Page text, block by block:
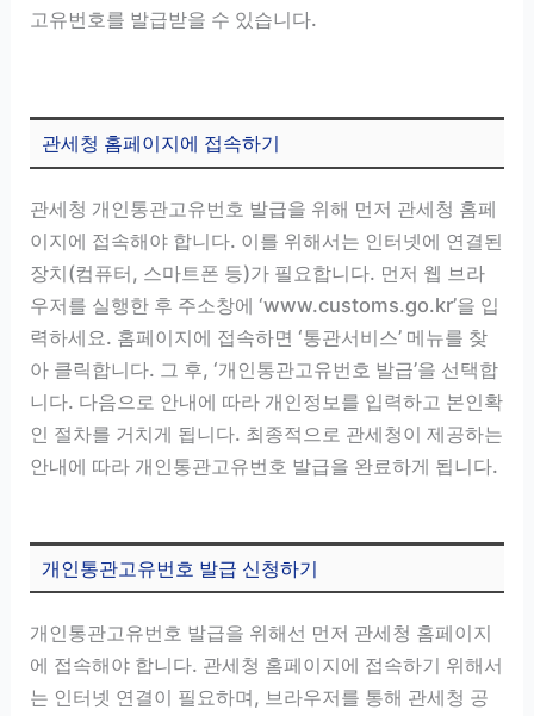
고유번호를 발급받을 수 있습니다.
관세청 홈페이지에 접속하기
관세청 개인통관고유번호 발급을 위해 먼저 관세청 홈페
이지에 접속해야 합니다. 이를 위해서는 인터넷에 연결된
장치(컴퓨터, 스마트폰 등)가 필요합니다. 먼저 웹 브라
우저를 실행한 후 주소창에 ‘www.customs.go.kr’을 입
력하세요. 홈페이지에 접속하면 ‘통관서비스’ 메뉴를 찾
아 클릭합니다. 그 후, ‘개인통관고유번호 발급’을 선택합
니다. 다음으로 안내에 따라 개인정보를 입력하고 본인확
인 절차를 거치게 됩니다. 최종적으로 관세청이 제공하는
안내에 따라 개인통관고유번호 발급을 완료하게 됩니다.
개인통관고유번호 발급 신청하기
개인통관고유번호 발급을 위해선 먼저 관세청 홈페이지
에 접속해야 합니다. 관세청 홈페이지에 접속하기 위해서
는 인터넷 연결이 필요하며, 브라우저를 통해 관세청 공